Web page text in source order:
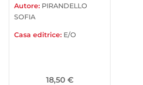
Autore: PIRANDELLO
SOFIA
Casa editrice: E/O
18,50 €